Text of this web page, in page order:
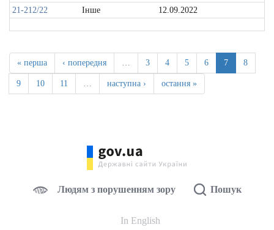
21-212/22
Інше 12.09.2022
« перша ‹ попередня … 3 4 5 6 7 8
9 10 11 … наступна › остання »
Людям з порушенням зору Пошук
In English